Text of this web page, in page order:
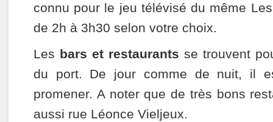
connu pour le jeu télévisé du même
de 2h à 3h30 selon votre choix.
Les bars et restaurants se trouvent
du port. De jour comme de nuit, il
promener. A noter que de très bons
aussi rue Léonce Vieljeux.